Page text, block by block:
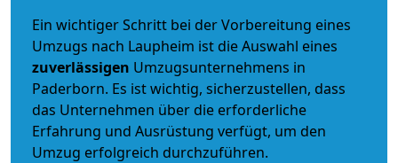
Ein wichtiger Schritt bei der Vorbereitung eines
Umzugs nach Laupheim ist die Auswahl eines
zuverlässigen Umzugsunternehmens in
Paderborn. Es ist wichtig, sicherzustellen, dass
das Unternehmen über die erforderliche
Erfahrung und Ausrüstung verfügt, um den
Umzug erfolgreich durchzuführen.